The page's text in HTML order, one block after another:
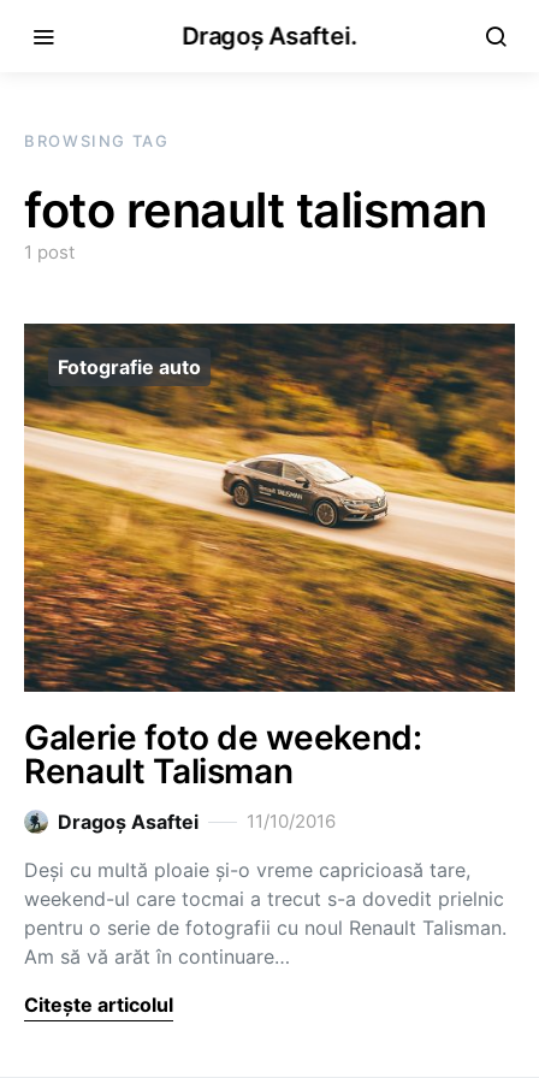
Dragoș Asaftei.
BROWSING TAG
foto renault talisman
1 post
Fotografie auto
Galerie foto de weekend:
Renault Talisman
Dragoş Asaftei 11/10/2016
Deși cu multă ploaie și-o vreme capricioasă tare,
weekend-ul care tocmai a trecut s-a dovedit prielnic
pentru o serie de fotografii cu noul Renault Talisman.
Am să vă arăt în continuare…
Citește articolul